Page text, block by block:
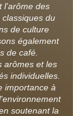
l'arôme des
du
de culture
également
de café.
arômes et les
individuelles.
importance à
soutenant la